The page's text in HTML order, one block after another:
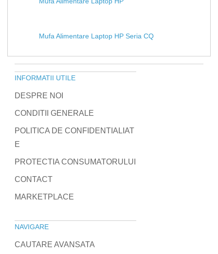
Mufa Alimentare Laptop HP Seria CQ
INFORMATII UTILE
DESPRE NOI
CONDITII GENERALE
POLITICA DE CONFIDENTIALIAT
E
PROTECTIA CONSUMATORULUI
CONTACT
MARKETPLACE
NAVIGARE
CAUTARE AVANSATA